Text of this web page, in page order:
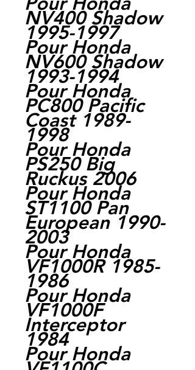
NV400 Shadow
1995-1997
Pour Honda
NV600 Shadow
1993-1994
Pour Honda
PC800 Pacific
Coast 1989-
1998
Pour Honda
PS250 Big
Ruckus 2006
Pour Honda
ST1100 Pan
European 1990-
2003
Pour Honda
VF1000R 1985-
1986
Pour Honda
VF1000F
Interceptor
1984
Pour Honda